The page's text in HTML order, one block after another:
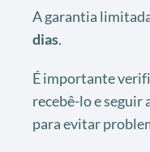
A garantia
dias.
É importante
recebê-lo e seguir
para evitar